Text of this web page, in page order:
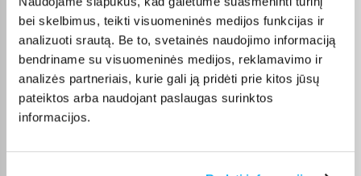
bei skelbimus, teikti visuomeninės medijos funkcijas ir
analizuoti srautą. Be to, svetainės naudojimo informaciją
bendriname su visuomeninės medijos, reklamavimo ir
analizės partneriais, kurie gali ją pridėti prie kitos jūsų
pateiktos arba naudojant paslaugas surinktos
informacijos.
GYTIS M.
Patvirtintas pirkėjas
Viskas sklandžiai ir greitai, niekada nenuvilia
Tomas D.